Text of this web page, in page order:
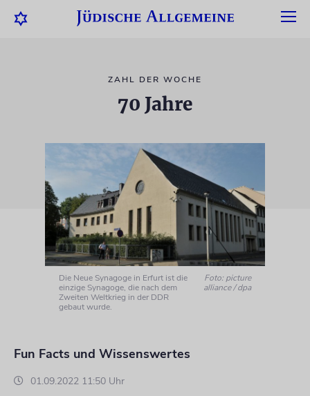
ZAHL DER WOCHE
70 Jahre
Die Neue Synagoge in Erfurt ist die
einzige Synagoge, die nach dem
Zweiten Weltkrieg in der DDR
gebaut wurde.
Foto: picture
alliance / dpa
Fun Facts und Wissenswertes
01.09.2022 11:50 Uhr